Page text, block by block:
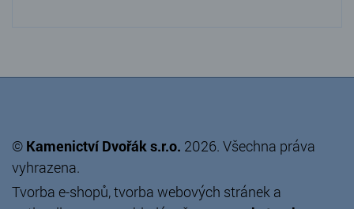
© Kamenictví Dvořák s.r.o. 2026. Všechna práva
vyhrazena.
Tvorba e-shopů,tvorba webových stránek a